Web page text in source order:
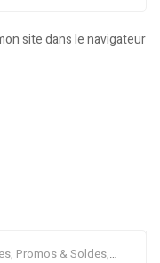
site dans le navigateur
, Promos & Soldes,